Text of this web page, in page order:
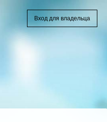
Вход для владельца